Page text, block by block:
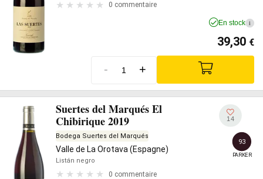
0 commentaire
En stock i
39,30 €
- +
Suertes del Marqués El
Chibirique 2019
Bodega Suertes del Marqués
Valle de La Orotava (Espagne)
Listán negro
0 commentaire
14
93
PARKER